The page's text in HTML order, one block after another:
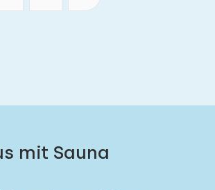
mit Sauna